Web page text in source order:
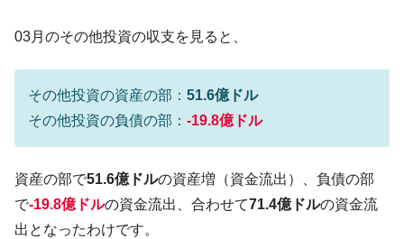
03月のその他投資の収支を見ると、
その他投資の資産の部： 51.6億ドル
その他投資の負債の部： -19.8億ドル
資産の部で51.6億ドルの資産増（資金流出）、負債の部
で-19.8億ドルの資金流出、合わせて71.4億ドルの資金流
出となったわけです。